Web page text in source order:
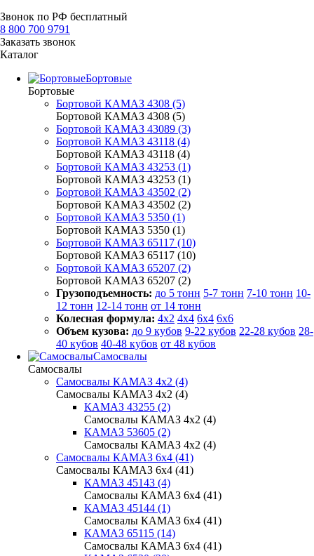
Звонок по РФ бесплатный
8 800 700 9791
Заказать звонок
Каталог
Бортовые
Бортовые
Бортовой КАМАЗ 4308 (5)
Бортовой КАМАЗ 4308 (5)
Бортовой КАМАЗ 43089 (3)
Бортовой КАМАЗ 43118 (4)
Бортовой КАМАЗ 43118 (4)
Бортовой КАМАЗ 43253 (1)
Бортовой КАМАЗ 43253 (1)
Бортовой КАМАЗ 43502 (2)
Бортовой КАМАЗ 43502 (2)
Бортовой КАМАЗ 5350 (1)
Бортовой КАМАЗ 5350 (1)
Бортовой КАМАЗ 65117 (10)
Бортовой КАМАЗ 65117 (10)
Бортовой КАМАЗ 65207 (2)
Бортовой КАМАЗ 65207 (2)
Грузоподъемность: до 5 тонн 5-7 тонн 7-10 тонн 10-
12 тонн 12-14 тонн от 14 тонн
Колесная формула: 4x2 4x4 6x4 6x6
Объем кузова: до 9 кубов 9-22 кубов 22-28 кубов 28-
40 кубов 40-48 кубов от 48 кубов
Самосвалы
Самосвалы
Самосвалы КАМАЗ 4х2 (4)
Самосвалы КАМАЗ 4х2 (4)
КАМАЗ 43255 (2)
Самосвалы КАМАЗ 4х2 (4)
КАМАЗ 53605 (2)
Самосвалы КАМАЗ 4х2 (4)
Самосвалы КАМАЗ 6х4 (41)
Самосвалы КАМАЗ 6х4 (41)
КАМАЗ 45143 (4)
Самосвалы КАМАЗ 6х4 (41)
КАМАЗ 45144 (1)
Самосвалы КАМАЗ 6х4 (41)
КАМАЗ 65115 (14)
Самосвалы КАМАЗ 6х4 (41)